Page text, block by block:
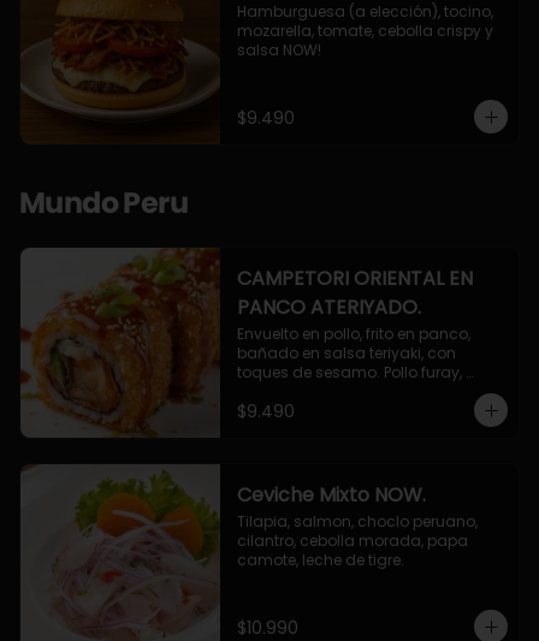
Hamburguesa (a elección), tocino,
mozarella, tomate, cebolla crispy y
salsa NOW!
$9.490
Mundo Peru
CAMPETORI ORIENTAL EN
PANCO ATERIYADO.
Envuelto en pollo, frito en panco,
bañado en salsa teriyaki, con
toques de sesamo. Pollo furay,
queso, champiñon furay, cebollin.
$9.490
Ceviche Mixto NOW.
Tilapia, salmon, choclo peruano,
cilantro, cebolla morada, papa
camote, leche de tigre.
$10.990